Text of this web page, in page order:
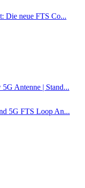
Die neue FTS Co...
Antenne | Stand...
5G FTS Loop An...